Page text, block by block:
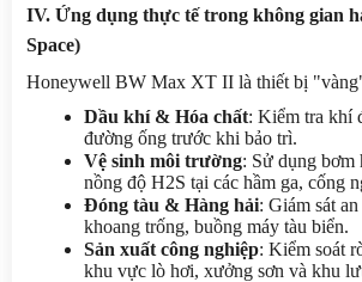
IV. Ứng dụng thực tế trong không gian
Space)
Honeywell BW Max XT II là thiết bị
Dầu khí & Hóa chất: Kiểm tra khí
đường ống trước khi bảo trì.
Vệ sinh môi trường: Sử dụng bơm
nồng độ H2S tại các hầm ga, cống
Đóng tàu & Hàng hải: Giám sát
khoang trống, buồng máy tàu biển.
Sản xuất công nghiệp: Kiểm soát
khu vực lò hơi, xưởng sơn và khu